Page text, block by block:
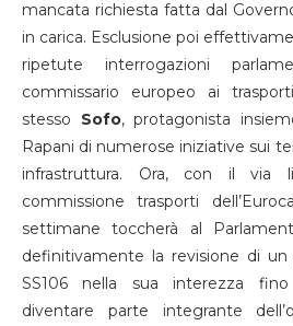
mancata richiesta fatta dal
in carica. Esclusione poi
ripetute interrogazioni
commissario europeo ai
stesso Sofo, protagonista
Rapani di numerose iniziative sui
infrastruttura. Ora, con il via
commissione trasporti
settimane toccherà al
definitivamente la revisione di
SS106 nella sua interezza
diventare parte integrante